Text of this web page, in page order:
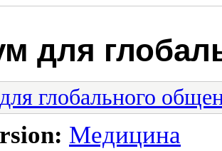
для
глобального
Медицина